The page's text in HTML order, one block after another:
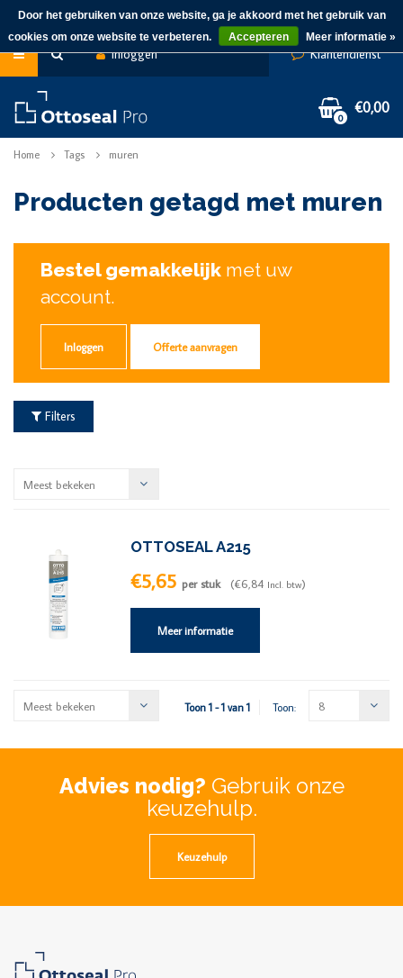
Inloggen Klantendienst
0
€0,00
Home Tags muren
Producten getagd met muren
Bestel gemakkelijk met uw
account.
Inloggen Offerte aanvragen
Filters
Meest bekeken
OTTOSEAL A215
€5,65 per stuk (€6,84 Incl. btw)
Meer informatie
Meest bekeken Toon 1 - 1 van 1 Toon: 8
Advies nodig? Gebruik onze
keuzehulp.
Keuzehulp
Door het gebruiken van onze website, ga je akkoord met het gebruik van
cookies om onze website te verbeteren.
Accepteren Meer informatie »